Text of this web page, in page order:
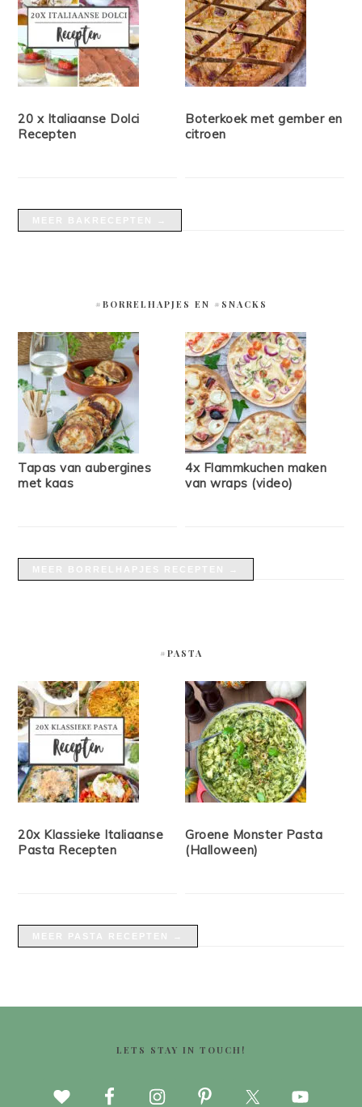
20 x Italiaanse Dolci
Recepten
Boterkoek met gember en
citroen
#BORRELHAPJES EN #SNACKS
Tapas van aubergines
met kaas
4x Flammkuchen maken
van wraps (video)
#PASTA
20x Klassieke Italiaanse
Pasta Recepten
Groene Monster Pasta
(Halloween)
LETS STAY IN TOUCH!